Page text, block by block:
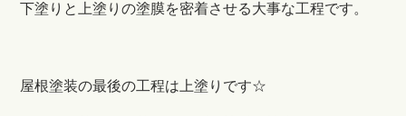
下塗りと上塗りの塗膜を密着させる大事な工程です。
屋根塗装の最後の工程は上塗りです☆